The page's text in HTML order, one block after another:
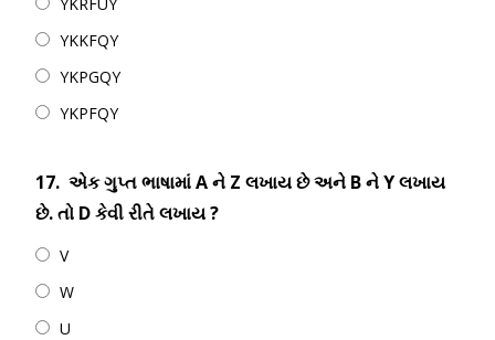
YKKFQY
YKPGQY
YKPFQY
17. એક ગુપ્ત ભાષામાં A ને Z લખાય છે અને B ને Y લખાય
છે. તો D કેવી રીતે લખાય ?
V
W
U